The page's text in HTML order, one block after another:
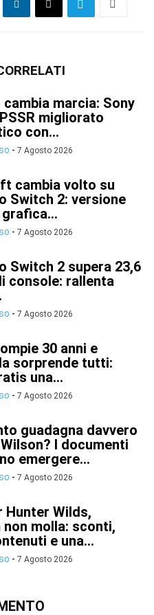
cambia marcia: Sony
migliorato
con...
- 7 Agosto 2026
cambia volto su
Switch 2: versione
- 7 Agosto 2026
Switch 2 supera 23,6
console: rallenta
- 7 Agosto 2026
30 anni e
sorprende tutti:
una...
- 7 Agosto 2026
guadagna davvero
I documenti
emergere...
- 7 Agosto 2026
Hunter Wilds,
non molla: sconti,
e una...
- 7 Agosto 2026